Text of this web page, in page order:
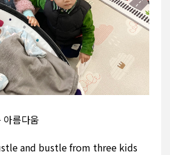
아름다움
and bustle from three kids